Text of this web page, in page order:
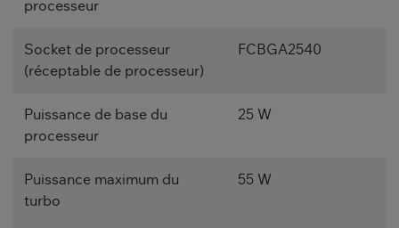
processeur
Socket de processeur
(réceptable de processeur)
FCBGA2540
Puissance de base du
processeur
25 W
Puissance maximum du
turbo
55 W